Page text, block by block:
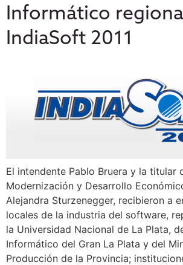
Informático
IndiaSoft 2011
El intendente Pablo Bruera y la titular
Modernización y Desarrollo
Alejandra Sturzenegger, recibieron a
locales de la industria del software,
la Universidad Nacional de La Plata,
Informático del Gran La Plata y del
Producción de la Provincia;